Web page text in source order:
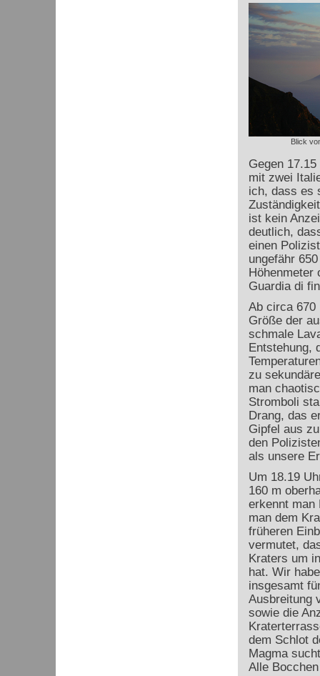
Blick
Gegen
mit zwei
ich, dass es
ist kein
deutlich,
einen
ungefähr
Höhenmeter
Guardia di
Ab circa 670
Größe der
schmale
Entstehung,
zu
man
Stromboli
Drang, das
Gipfel aus
den
als unsere
Um 18.19
160 m
erkennt man
man dem
früheren
vermutet,
Kraters um
hat. Wir
insgesamt
Ausbreitung
sowie die
dem Schlot
Magma
Alle